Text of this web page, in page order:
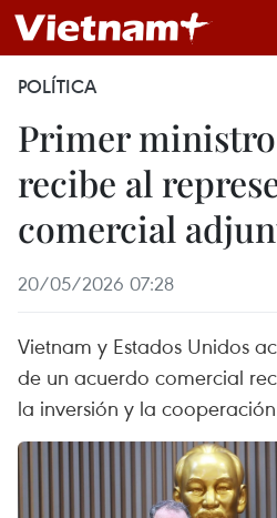
POLÍTICA
Primer
recibe al
comercial
20/05/2026 07:28
Vietnam y Estados Unidos
de un acuerdo comercial
la inversión y la